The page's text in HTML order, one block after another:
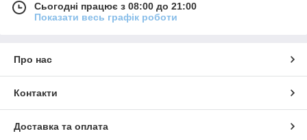
Сьогодні працює з 08:00 до 21:00
Показати весь графік роботи
Про нас
Контакти
Доставка та оплата